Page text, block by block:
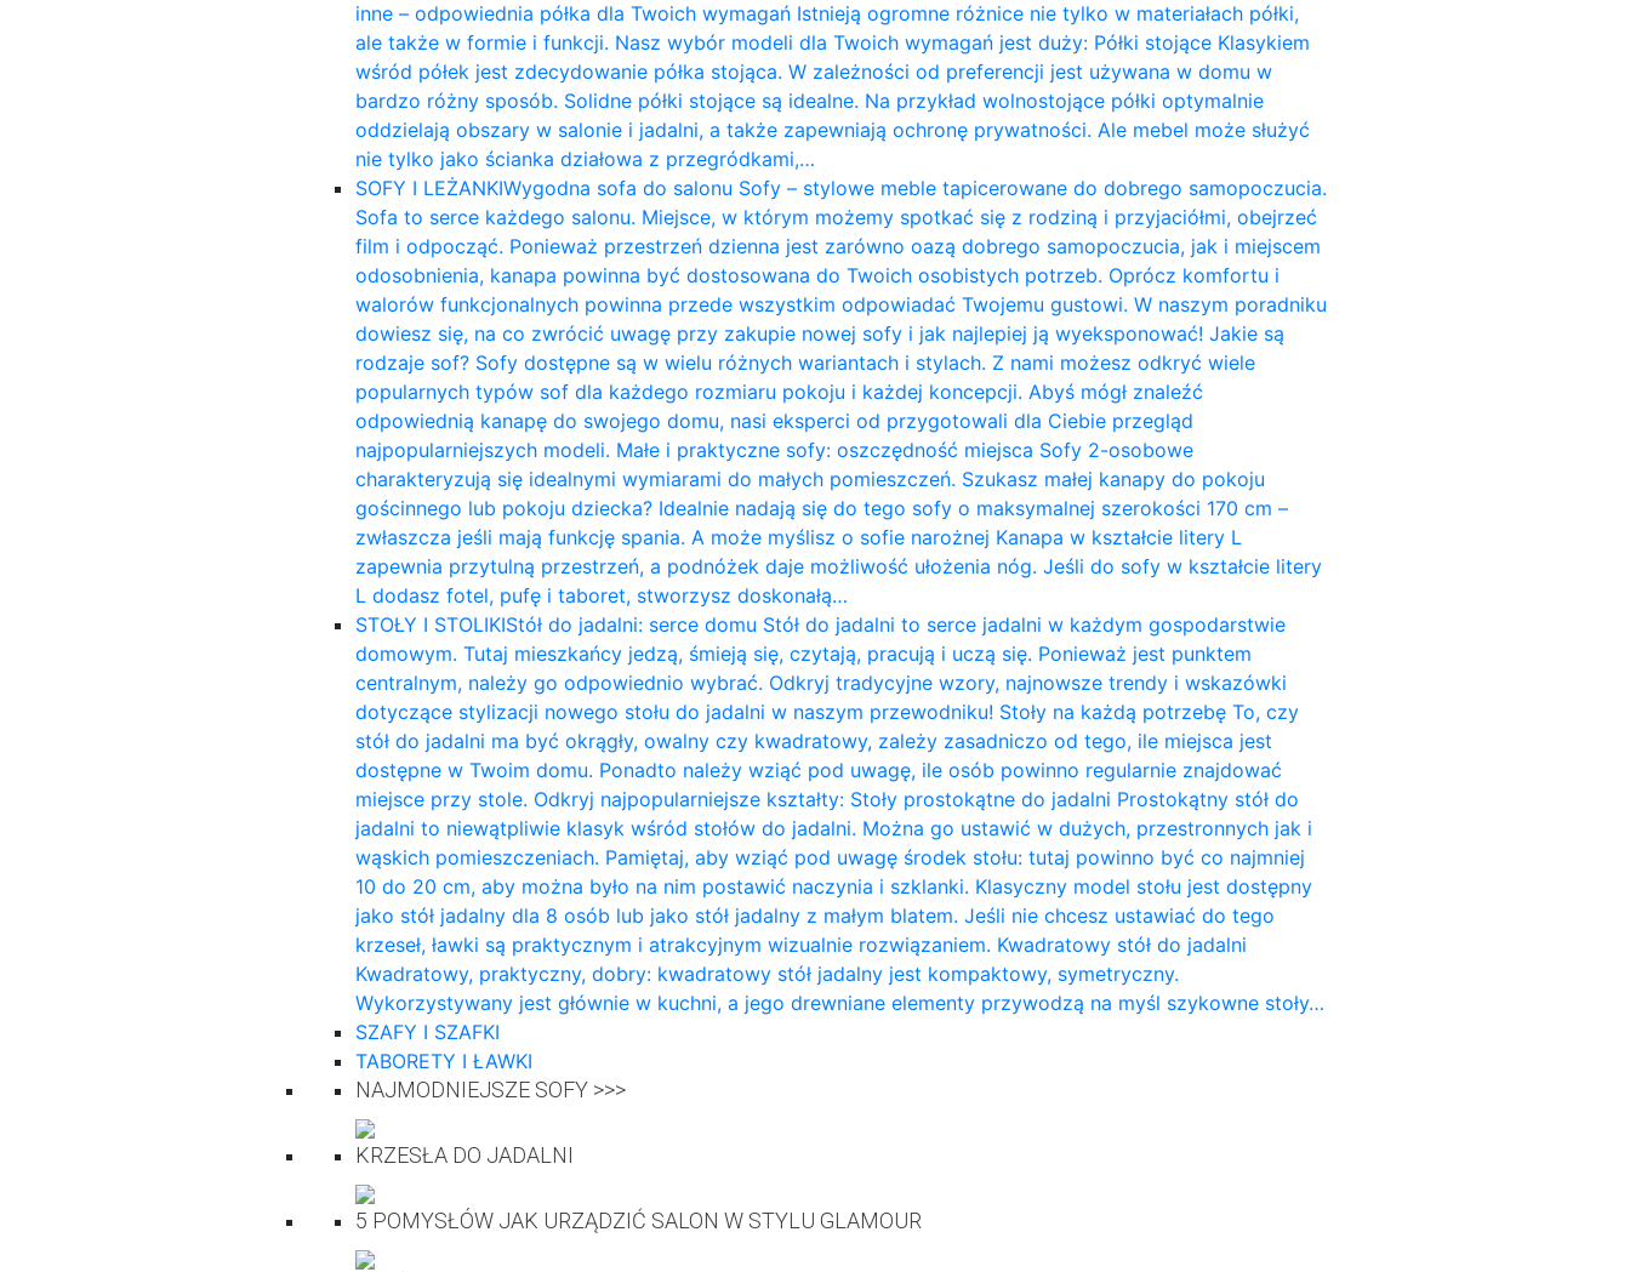
inne – odpowiednia półka dla Twoich wymagań Istnieją ogromne różnice nie tylko w materiałach półki,
ale także w formie i funkcji. Nasz wybór modeli dla Twoich wymagań jest duży: Półki stojące Klasykiem
wśród półek jest zdecydowanie półka stojąca. W zależności od preferencji jest używana w domu w
bardzo różny sposób. Solidne półki stojące są idealne. Na przykład wolnostojące półki optymalnie
oddzielają obszary w salonie i jadalni, a także zapewniają ochronę prywatności. Ale mebel może służyć
nie tylko jako ścianka działowa z przegródkami,…
SOFY I LEŻANKIWygodna sofa do salonu Sofy – stylowe meble tapicerowane do dobrego samopoczucia.
Sofa to serce każdego salonu. Miejsce, w którym możemy spotkać się z rodziną i przyjaciółmi, obejrzeć
film i odpocząć. Ponieważ przestrzeń dzienna jest zarówno oazą dobrego samopoczucia, jak i miejscem
odosobnienia, kanapa powinna być dostosowana do Twoich osobistych potrzeb. Oprócz komfortu i
walorów funkcjonalnych powinna przede wszystkim odpowiadać Twojemu gustowi. W naszym poradniku
dowiesz się, na co zwrócić uwagę przy zakupie nowej sofy i jak najlepiej ją wyeksponować! Jakie są
rodzaje sof? Sofy dostępne są w wielu różnych wariantach i stylach. Z nami możesz odkryć wiele
popularnych typów sof dla każdego rozmiaru pokoju i każdej koncepcji. Abyś mógł znaleźć
odpowiednią kanapę do swojego domu, nasi eksperci od przygotowali dla Ciebie przegląd
najpopularniejszych modeli. Małe i praktyczne sofy: oszczędność miejsca Sofy 2-osobowe
charakteryzują się idealnymi wymiarami do małych pomieszczeń. Szukasz małej kanapy do pokoju
gościnnego lub pokoju dziecka? Idealnie nadają się do tego sofy o maksymalnej szerokości 170 cm –
zwłaszcza jeśli mają funkcję spania. A może myślisz o sofie narożnej Kanapa w kształcie litery L
zapewnia przytulną przestrzeń, a podnóżek daje możliwość ułożenia nóg. Jeśli do sofy w kształcie litery
L dodasz fotel, pufę i taboret, stworzysz doskonałą…
STOŁY I STOLIKIStół do jadalni: serce domu Stół do jadalni to serce jadalni w każdym gospodarstwie
domowym. Tutaj mieszkańcy jedzą, śmieją się, czytają, pracują i uczą się. Ponieważ jest punktem
centralnym, należy go odpowiednio wybrać. Odkryj tradycyjne wzory, najnowsze trendy i wskazówki
dotyczące stylizacji nowego stołu do jadalni w naszym przewodniku! Stoły na każdą potrzebę To, czy
stół do jadalni ma być okrągły, owalny czy kwadratowy, zależy zasadniczo od tego, ile miejsca jest
dostępne w Twoim domu. Ponadto należy wziąć pod uwagę, ile osób powinno regularnie znajdować
miejsce przy stole. Odkryj najpopularniejsze kształty: Stoły prostokątne do jadalni Prostokątny stół do
jadalni to niewątpliwie klasyk wśród stołów do jadalni. Można go ustawić w dużych, przestronnych jak i
wąskich pomieszczeniach. Pamiętaj, aby wziąć pod uwagę środek stołu: tutaj powinno być co najmniej
10 do 20 cm, aby można było na nim postawić naczynia i szklanki. Klasyczny model stołu jest dostępny
jako stół jadalny dla 8 osób lub jako stół jadalny z małym blatem. Jeśli nie chcesz ustawiać do tego
krzeseł, ławki są praktycznym i atrakcyjnym wizualnie rozwiązaniem. Kwadratowy stół do ​​jadalni
Kwadratowy, praktyczny, dobry: kwadratowy stół jadalny jest kompaktowy, symetryczny.
Wykorzystywany jest głównie w kuchni, a jego drewniane elementy przywodzą na myśl szykowne stoły…
SZAFY I SZAFKI
TABORETY I ŁAWKI
NAJMODNIEJSZE SOFY >>>
KRZESŁA DO JADALNI
5 POMYSŁÓW JAK URZĄDZIĆ SALON W STYLU GLAMOUR